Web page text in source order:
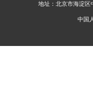
地址：北京市海淀区
中国